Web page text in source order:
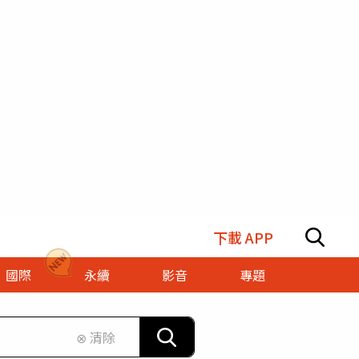
下載 APP
國際 永續 影音
專題
⊗ 清除